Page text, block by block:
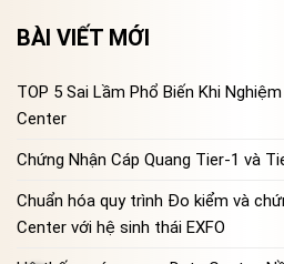
BÀI VIẾT MỚI
TOP 5 Sai Lầm Phổ Biến Khi
Center
Chứng Nhận Cáp Quang Tier-1 và
Chuẩn hóa quy trình Đo kiểm và
Center với hệ sinh thái EXFO